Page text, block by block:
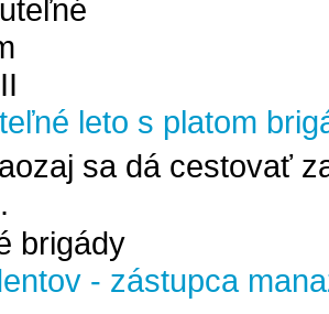
leto s platom
sa dá cestovať
brigády
- zástupca